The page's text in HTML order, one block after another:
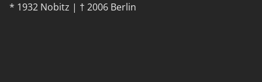
* 1932 Nobitz | † 2006 Berlin